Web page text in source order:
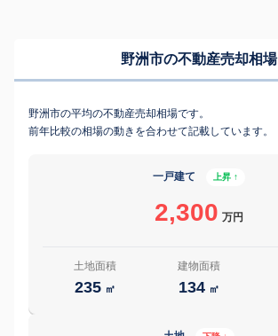
野洲市の不動産売却相場
野洲市の平均の不動産売却相場です。
前年比較の相場の動きを合わせて記載しています。
一戸建て 上昇 ↑
2,300 万円
土地面積
235 ㎡
建物面積
134 ㎡